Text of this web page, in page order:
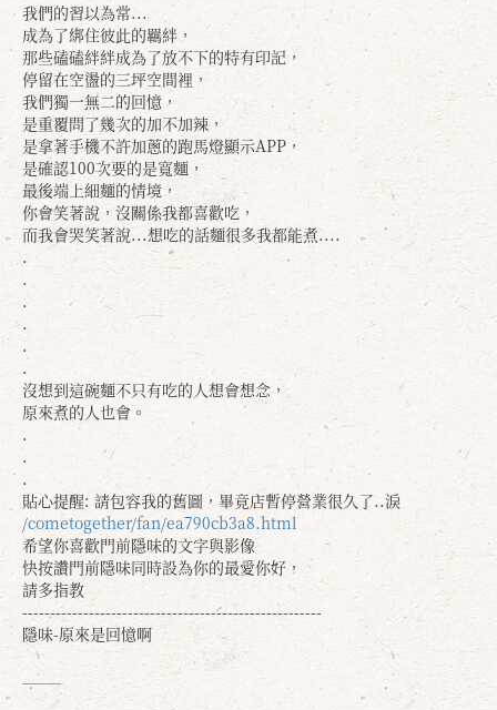
我們的習以為常...
成為了綁住彼此的羈絆，
那些磕磕絆絆成為了放不下的特有印記，
停留在空盪的三坪空間裡，
我們獨一無二的回憶，
是重覆問了幾次的加不加辣，
是拿著手機不許加蔥的跑馬燈顯示APP，
是確認100次要的是寬麵，
最後端上細麵的情境，
你會笑著說，沒關係我都喜歡吃，
而我會哭笑著說...想吃的話麵很多我都能煮....
.
.
.
.
.
.
沒想到這碗麵不只有吃的人想會想念，
原來煮的人也會。
.
.
.
貼心提醒: 請包容我的舊圖，畢竟店暫停營業很久了..淚
/cometogether/fan/ea790cb3a8.html
希望你喜歡門前隱味的文字與影像
快按讚門前隱味同時設為你的最愛你好，
請多指教
------------------------------------------------------
隱味-原來是回憶啊